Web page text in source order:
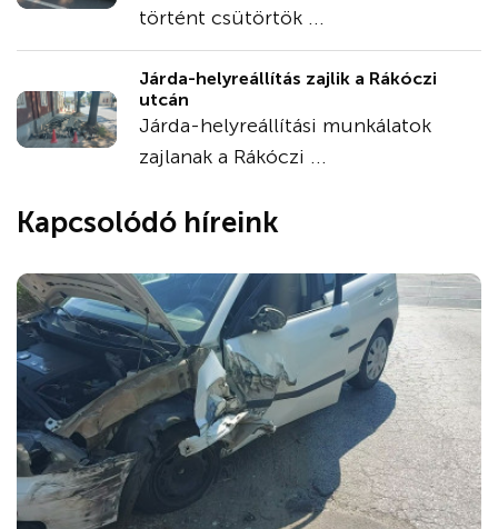
történt csütörtök ...
Járda-helyreállítás zajlik a Rákóczi
utcán
Járda-helyreállítási munkálatok
zajlanak a Rákóczi ...
Kapcsolódó híreink